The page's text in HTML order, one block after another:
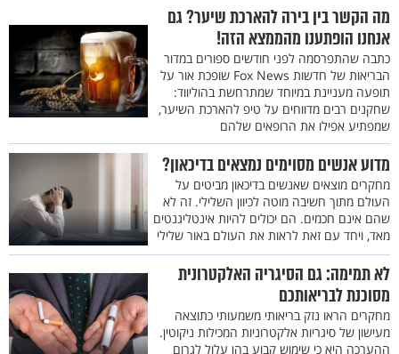
מה הקשר בין בירה להארכת שיער? גם
אנחנו הופתענו מהממצא הזה!
כתבה שהתפרסמה לפני חודשים ספורים במדור
הבריאות של חדשות Fox News שופכת אור על
תופעה מעניינת במיוחד שמתרחשת בהוליווד:
שחקנים רבים מדווחים על טיפ להארכת השיער,
שמפתיע אפילו את הרופאים שלהם
מדוע אנשים מסוימים נמצאים בדיכאון?
מחקרים מוצאים שאנשים בדיכאון מביטים על
העולם מתוך חשיבה מוטה לכיוון השלילי. זה לא
שהם אינם חכמים. הם יכולים להיות אינטליגנטים
מאד, ויחד עם זאת לראות את העולם באור שלילי
לא תמימה: גם הסיגריה האלקטרונית
מסוכנת לבריאותכם
מחקרים הראו נזק בריאותי משמעותי כתוצאה
מעישון של סיגריות אלקטרוניות המכילות ניקוטין.
ההערכה היא כי שימוש קבוע בהן עלול לגרום